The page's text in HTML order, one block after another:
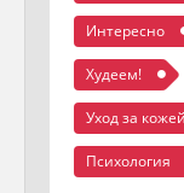
Интересно
Худеем!
Уход за кожей
Психология